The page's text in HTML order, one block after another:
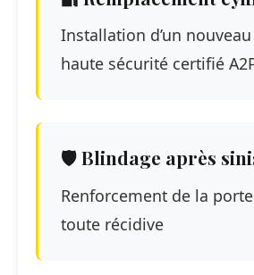
Installation d’un
haute sécurité certifié
🛡️ Blindage après
Renforcement de la
toute récidive